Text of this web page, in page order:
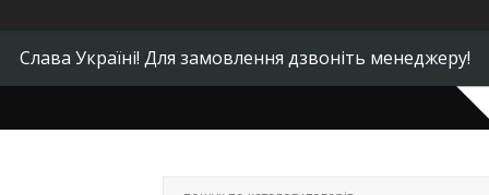
Слава Україні! Для замовлення дзвоніть менеджеру!